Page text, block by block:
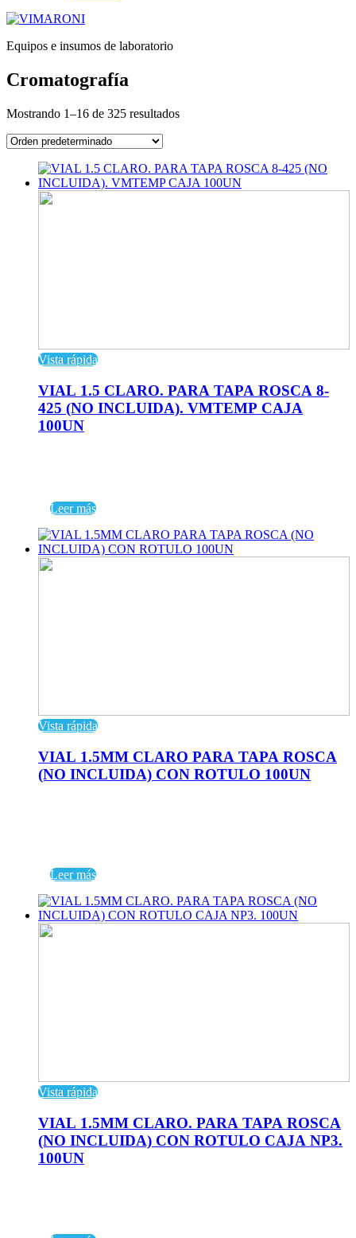
Equipos e insumos de laboratorio
Cromatografía
Mostrando 1–16 de 325 resultados
Vista rápida
VIAL 1.5 CLARO. PARA TAPA ROSCA 8-
425 (NO INCLUIDA). VMTEMP CAJA
100UN
Leer más
Vista rápida
VIAL 1.5MM CLARO PARA TAPA ROSCA
(NO INCLUIDA) CON ROTULO 100UN
Leer más
Vista rápida
VIAL 1.5MM CLARO. PARA TAPA ROSCA
(NO INCLUIDA) CON ROTULO CAJA NP3.
100UN